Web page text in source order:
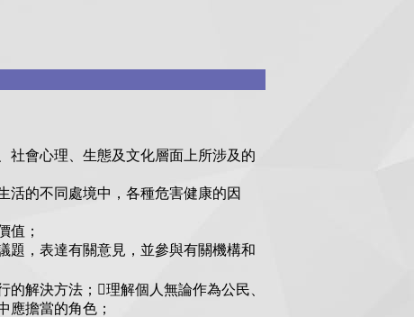
社會心理、生態及文化層面上所涉及的
活的不同處境中，各種危害健康的因
值；
題，表達有關意見，並參與有關機構和
解決方法；理解個人無論作為公民、
應擔當的角色；